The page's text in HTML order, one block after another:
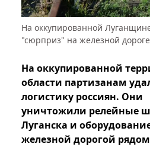
На оккупированной
"сюрприз" на железной
На оккупированной
области партизанам
логистику россиян. Они
уничтожили релейные
Луганска и
железной дорогой